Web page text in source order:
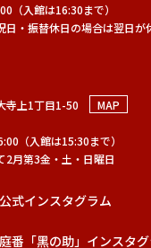
（入館は16:30まで）
日・振替休日の場合は翌日が
寺上1丁目1-50
MAP
（入館は15:30まで）
2月第3金・土・日曜日
式インスタグラム
番「黑の助」インスタ